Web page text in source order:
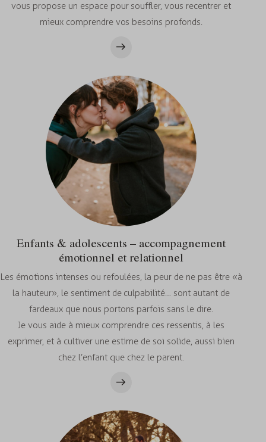
vous propose un espace pour souffler, vous recentrer et
mieux comprendre vos besoins profonds.
Enfants & adolescents – accompagnement
émotionnel et relationnel
Les émotions intenses ou refoulées, la peur de ne pas être « à
la hauteur », le sentiment de culpabilité… sont autant de
fardeaux que nous portons parfois sans le dire.
Je vous aide à mieux comprendre ces ressentis, à les
exprimer, et à cultiver une estime de soi solide, aussi bien
chez l’enfant que chez le parent.